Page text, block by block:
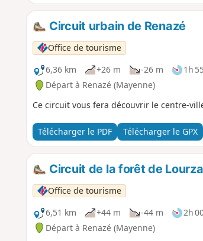
Circuit urbain de Renazé
Office de tourisme
6,36 km
+26 m -26 m 1h 55
Départ à Renazé (Mayenne)
Ce circuit vous fera découvrir le centre-
Télécharger le PDF Télécharger le GPX
Circuit de la forêt de
Office de tourisme
6,51 km
+44 m -44 m 2h
Départ à Renazé (Mayenne)